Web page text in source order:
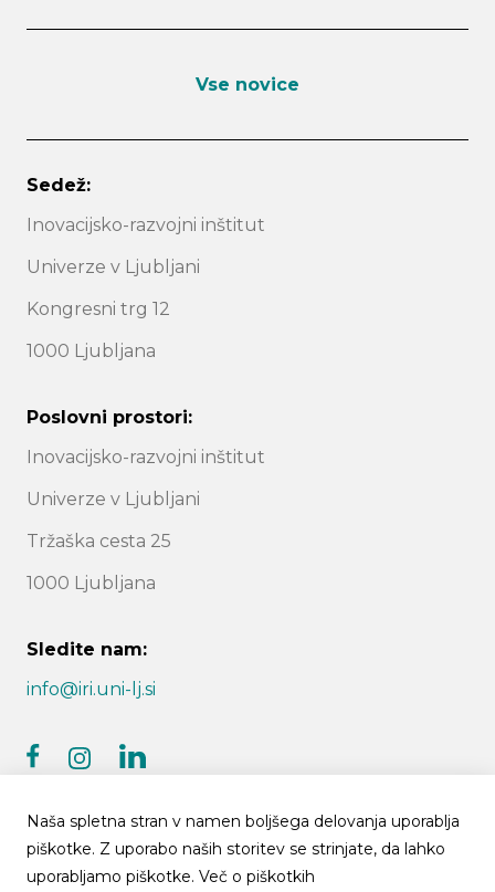
Vse novice
Sedež:
Inovacijsko-razvojni inštitut
Univerze v Ljubljani
Kongresni trg 12
1000 Ljubljana
Poslovni prostori:
Inovacijsko-razvojni inštitut
Univerze v Ljubljani
Tržaška cesta 25
1000 Ljubljana
Sledite nam:
info@iri.uni-lj.si
facebookinstagram
linkedin
Naša spletna stran v namen boljšega delovanja uporablja
piškotke. Z uporabo naših storitev se strinjate, da lahko
uporabljamo piškotke. Več o piškotkih